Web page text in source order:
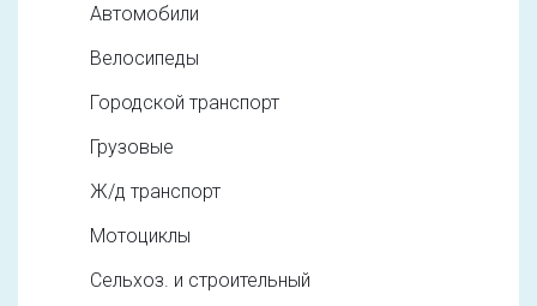
Автомобили
Велосипеды
Городской транспорт
Грузовые
Ж/д транспорт
Мотоциклы
Сельхоз. и строительный